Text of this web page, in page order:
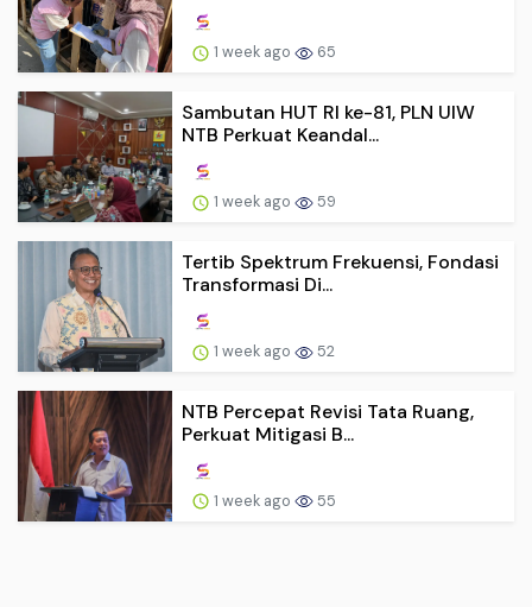
1 week ago 65
Sambutan HUT RI ke-81, PLN UIW
NTB Perkuat Keandal...
1 week ago 59
Tertib Spektrum Frekuensi, Fondasi
Transformasi Di...
1 week ago 52
NTB Percepat Revisi Tata Ruang,
Perkuat Mitigasi B...
1 week ago 55